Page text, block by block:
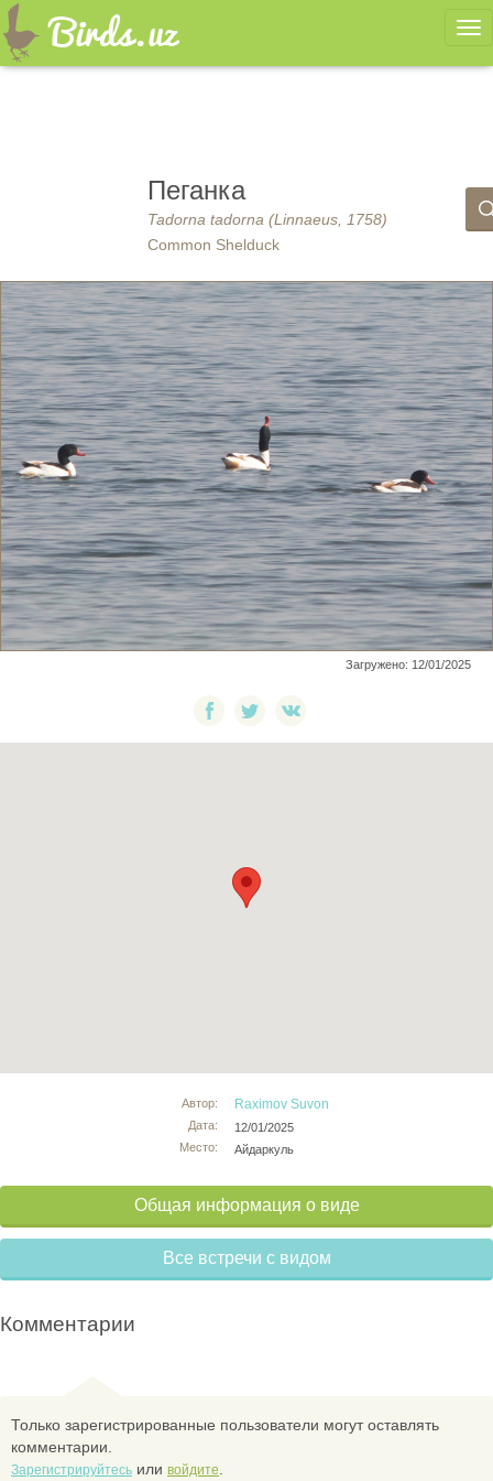
Пеганка
Tadorna tadorna (Linnaeus, 1758)
Common Shelduck
Загружено: 12/01/2025
Автор:
Дата:
Место:
Raximov Suvon
12/01/2025
Айдаркуль
Общая информация о виде
Все встречи с видом
Комментарии
Только зарегистрированные пользователи могут оставлять
комментарии.
Зарегистрируйтесь или войдите